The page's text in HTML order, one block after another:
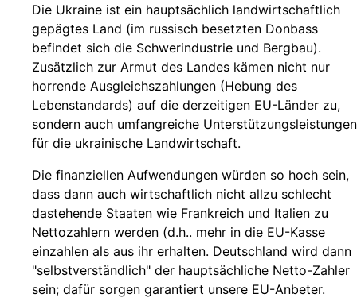
Die Ukraine ist ein hauptsächlich landwirtschaftlich
gepägtes Land (im russisch besetzten Donbass
befindet sich die Schwerindustrie und Bergbau).
Zusätzlich zur Armut des Landes kämen nicht nur
horrende Ausgleichszahlungen (Hebung des
Lebenstandards) auf die derzeitigen EU-Länder zu,
sondern auch umfangreiche Unterstützungsleistungen
für die ukrainische Landwirtschaft.
Die finanziellen Aufwendungen würden so hoch sein,
dass dann auch wirtschaftlich nicht allzu schlecht
dastehende Staaten wie Frankreich und Italien zu
Nettozahlern werden (d.h.. mehr in die EU-Kasse
einzahlen als aus ihr erhalten. Deutschland wird dann
"selbstverständlich" der hauptsächliche Netto-Zahler
sein; dafür sorgen garantiert unsere EU-Anbeter.